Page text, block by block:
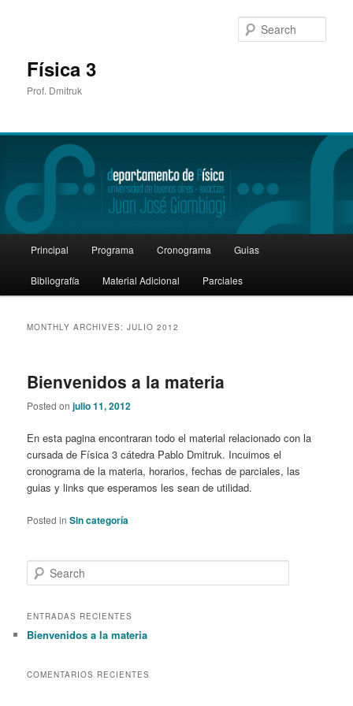
Física 3
Prof. Dmitruk
Skip
to
Skip
to
Principal Programa Cronograma Guias
Bibliografía Material Adicional Parciales
MONTHLY ARCHIVES:JULIO 2012
Bienvenidos a la materia
Posted onjulio 11, 2012
En esta pagina encontraran todo el material relacionado con la
cursada de Física 3 cátedra Pablo Dmitruk. Incuimos el
cronograma de la materia, horarios, fechas de parciales, las
guias y links que esperamos les sean de utilidad.
Posted in Sin categoría
e
r
h
ENTRADAS RECIENTES
Bienvenidos a la materia
COMENTARIOS RECIENTES